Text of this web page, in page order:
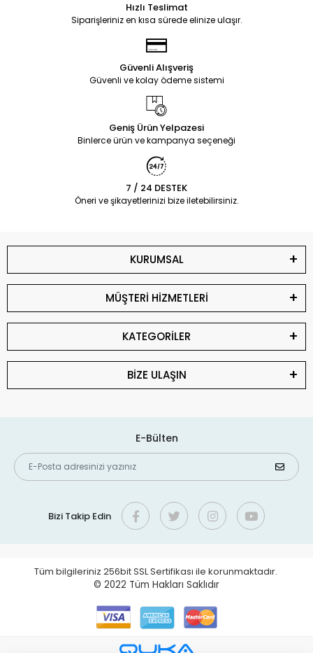
Hızlı Teslimat
Siparişleriniz en kısa sürede elinize ulaşır.
Güvenli Alışveriş
Güvenli ve kolay ödeme sistemi
Geniş Ürün Yelpazesi
Binlerce ürün ve kampanya seçeneği
7 / 24 DESTEK
Öneri ve şikayetlerinizi bize iletebilirsiniz.
KURUMSAL
MÜŞTERİ HİZMETLERİ
KATEGORİLER
BİZE ULAŞIN
E-Bülten
Bizi Takip Edin
Tüm bilgileriniz 256bit SSL Sertifikası ile korunmaktadır.
© 2022 Tüm Hakları Saklıdır